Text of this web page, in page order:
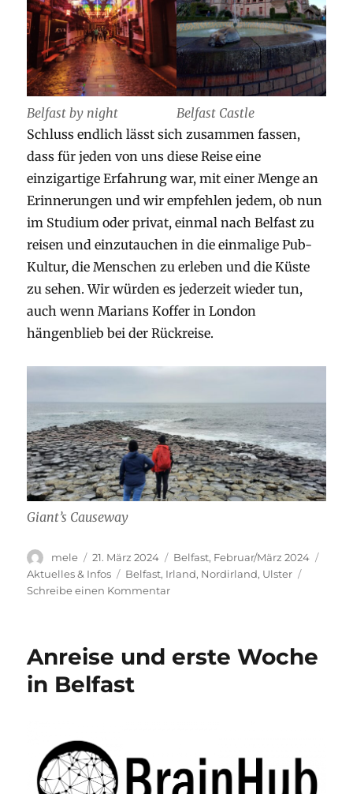
Belfast by night
Belfast Castle
Schluss endlich lässt sich zusammen fassen,
dass für jeden von uns diese Reise eine
einzigartige Erfahrung war, mit einer Menge an
Erinnerungen und wir empfehlen jedem, ob nun
im Studium oder privat, einmal nach Belfast zu
reisen und einzutauchen in die einmalige Pub-
Kultur, die Menschen zu erleben und die Küste
zu sehen. Wir würden es jederzeit wieder tun,
auch wenn Marians Koffer in London
hängenblieb bei der Rückreise.
Giant’s Causeway
Autor
mele
Veröffentlicht
am
21. März 2024 Stay
Belfast, Februar/März 2024
Aktuelles & Infos
Schlagwörter
Belfast, Irland, Nordirland, Ulster
Schreibe einen Kommentarzu
Belfast
Anreise und erste Woche
in Belfast